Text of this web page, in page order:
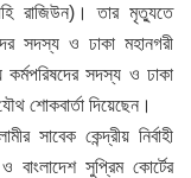
রাজিউন)। তার মৃত্যুতে
সদস্য ও ঢাকা মহানগরী
সদস্য ও ঢাকা
শোকবার্তা দিয়েছেন।
সাবেক কেন্দ্রীয় নির্বাহী
বাংলাদেশ সুপ্রিম কোর্টের